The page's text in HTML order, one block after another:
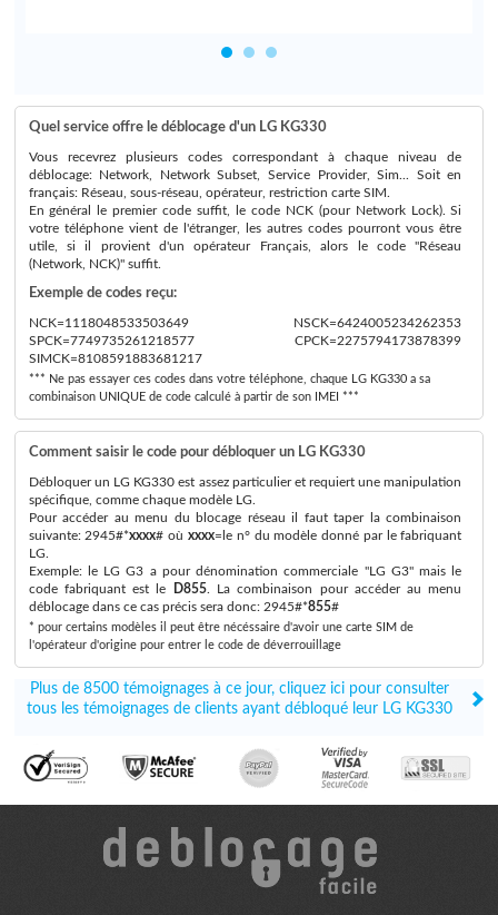
Quel service offre le déblocage d'un LG KG330
Vous recevrez plusieurs codes correspondant à chaque niveau de
déblocage: Network, Network Subset, Service Provider, Sim... Soit en
français: Réseau, sous-réseau, opérateur, restriction carte SIM.
En général le premier code suffit, le code NCK (pour Network Lock). Si
votre téléphone vient de l'étranger, les autres codes pourront vous être
utile, si il provient d'un opérateur Français, alors le code "Réseau
(Network, NCK)" suffit.
Exemple de codes reçu:
NCK=1118048533503649 NSCK=6424005234262353
SPCK=7749735261218577 CPCK=2275794173878399
SIMCK=8108591883681217
*** Ne pas essayer ces codes dans votre téléphone, chaque LG KG330 a sa
combinaison UNIQUE de code calculé à partir de son IMEI ***
Comment saisir le code pour débloquer un LG KG330
Débloquer un LG KG330 est assez particulier et requiert une manipulation
spécifique, comme chaque modèle LG.
Pour accéder au menu du blocage réseau il faut taper la combinaison
suivante: 2945#*xxxx# où xxxx=le n° du modèle donné par le fabriquant
LG.
Exemple: le LG G3 a pour dénomination commerciale "LG G3" mais le
code fabriquant est le
D855. La combinaison pour accéder au menu
déblocage dans ce cas précis sera donc: 2945#*855#
* pour certains modèles il peut être nécéssaire d'avoir une carte SIM de
l'opérateur d'origine pour entrer le code de déverrouillage
Plus de 8500 témoignages à ce jour, cliquez ici pour consulter
tous les témoignages de clients ayant débloqué leur LG KG330